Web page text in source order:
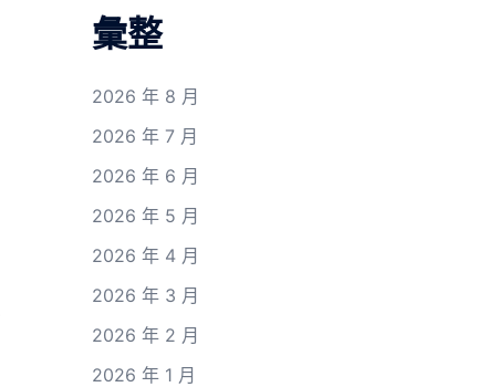
彙整
2026 年 8 月
2026 年 7 月
2026 年 6 月
2026 年 5 月
2026 年 4 月
2026 年 3 月
2026 年 2 月
2026 年 1 月